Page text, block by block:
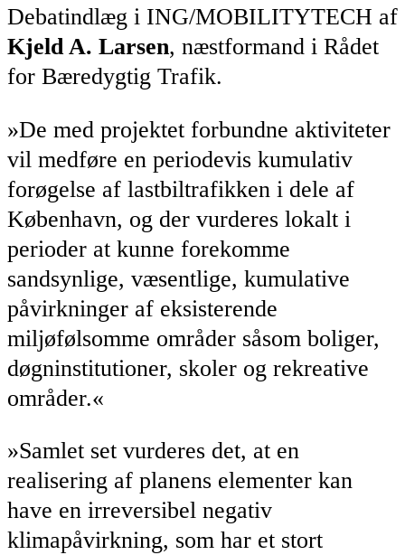
Debatindlæg i ING/MOBILITYTECH af
Kjeld A. Larsen, næstformand i Rådet
for Bæredygtig Trafik.
»De med projektet forbundne aktiviteter
vil medføre en periodevis kumulativ
forøgelse af lastbiltrafikken i dele af
København, og der vurderes lokalt i
perioder at kunne forekomme
sandsynlige, væsentlige, kumulative
påvirkninger af eksisterende
miljøfølsomme områder såsom boliger,
døgninstitutioner, skoler og rekreative
områder.«
»Samlet set vurderes det, at en
realisering af planens elementer kan
have en irreversibel negativ
klimapåvirkning, som har et stort